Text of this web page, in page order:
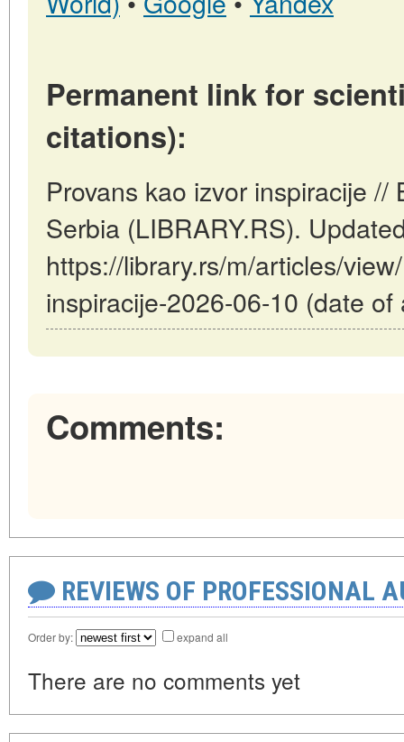
Permanent link for
citations):
Provans kao izvor inspiracije //
Serbia (LIBRARY.RS).
https://library.rs/m/articles/
inspiracije-2026-06-10 (date
Comments:
REVIEWS OF PROFESSIONAL
Order by: expand all
There are no comments yet